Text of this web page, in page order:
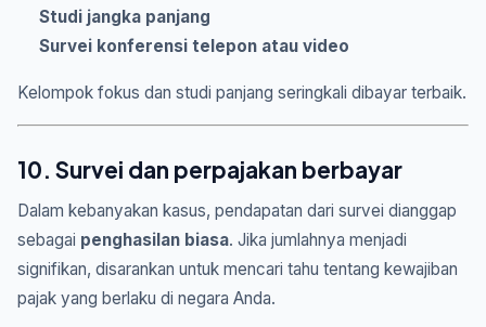
Studi jangka panjang
Survei konferensi telepon atau video
Kelompok fokus dan studi panjang seringkali dibayar terbaik.
10. Survei dan perpajakan berbayar
Dalam kebanyakan kasus, pendapatan dari survei dianggap
sebagai penghasilan biasa. Jika jumlahnya menjadi
signifikan, disarankan untuk mencari tahu tentang kewajiban
pajak yang berlaku di negara Anda.